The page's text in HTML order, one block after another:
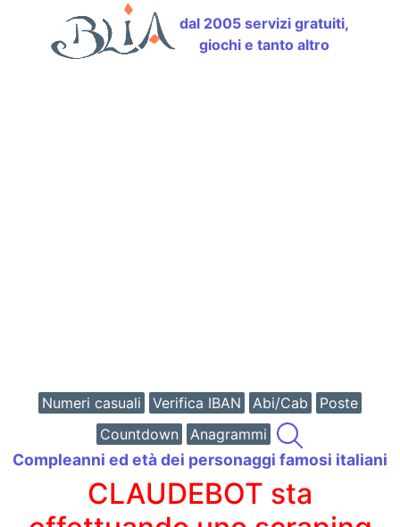
dal 2005 servizi gratuiti,
giochi e tanto altro
Numeri casuali Verifica IBAN Abi/Cab
Poste
Countdown
Anagrammi
Compleanni ed età dei personaggi famosi italiani
CLAUDEBOT sta